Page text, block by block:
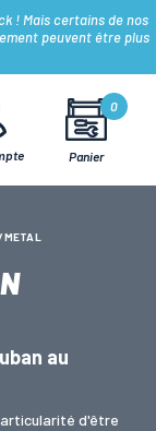
! Mais certains de nos
peuvent être plus
Panier
0
au
d'être